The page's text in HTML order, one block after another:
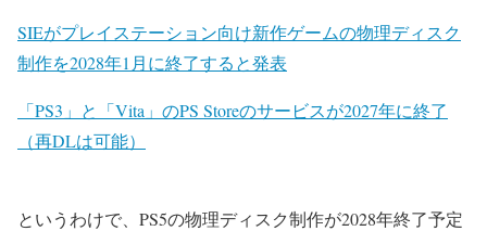
SIEがプレイステーション向け新作ゲームの物理ディスク
制作を2028年1月に終了すると発表
「PS3」と「Vita」のPS Storeのサービスが2027年に終了
（再DLは可能）
というわけで、PS5の物理ディスク制作が2028年終了予定